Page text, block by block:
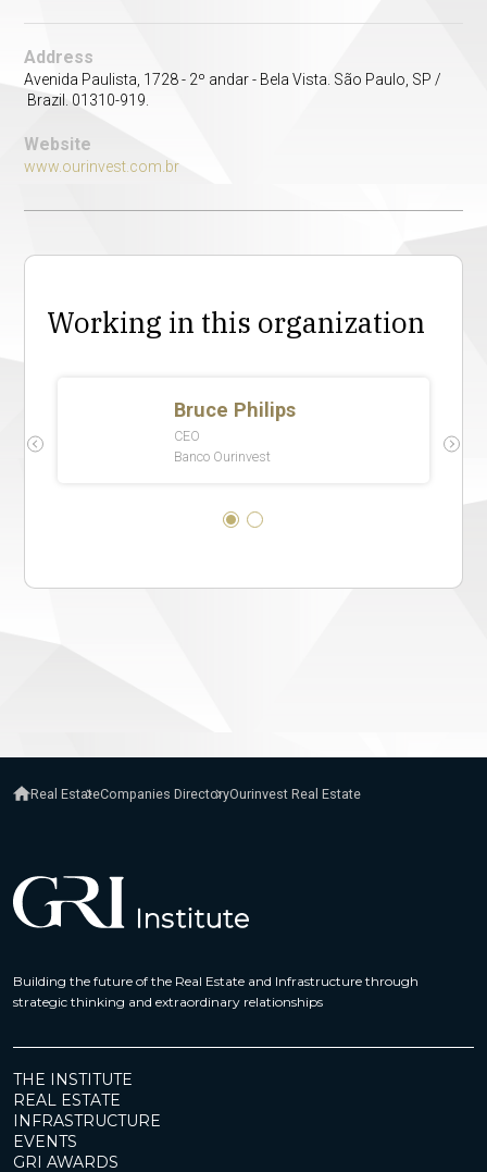
Address
Avenida Paulista, 1728 - 2º andar - Bela Vista. São Paulo, SP /
Brazil. 01310-919.
Website
www.ourinvest.com.br
Working in this organization
Real EstateCompanies DirectoryOurinvest Real Estate
Building the future of the Real Estate and Infrastructure through
strategic thinking and extraordinary relationships
THE INSTITUTE
REAL ESTATE
INFRASTRUCTURE
EVENTS
GRI AWARDS